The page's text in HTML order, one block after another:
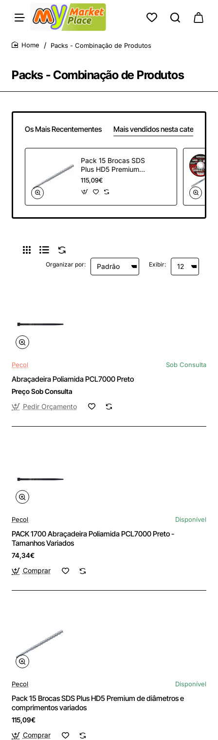
Packs - Combinação de Produtos
Packs - Combinação de Produtos
Os Mais Recentementes Mais vendidos nesta categoria
Pack 15 Brocas SDS
Plus HD5 Premium
de diâmetros e
comprimentos
variados
115,09€
Organizar por: Exibir:
Pecol Sob Consulta
Abraçadeira Poliamida PCL7000 Preto
Preço Sob Consulta
Pedir Orçamento
Pecol Disponível
PACK 1700 Abraçadeira Poliamida PCL7000 Preto -
Tamanhos Variados
74,34€
Comprar
Pecol Disponível
Pack 15 Brocas SDS Plus HD5 Premium de diâmetros e
comprimentos variados
115,09€
Comprar